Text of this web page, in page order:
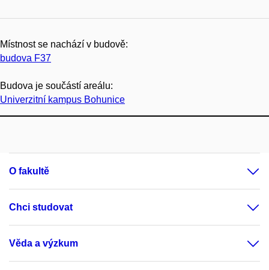
Místnost se nachází v budově:
budova F37
Budova je součástí areálu:
Univerzitní kampus Bohunice
O fakultě
Chci studovat
Věda a výzkum